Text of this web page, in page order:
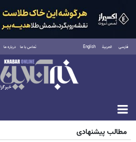
فارسی العربية English تماس با ما درباره ما
شنبه ۱۷ مرداد ۱۴۰۵
مطالب پیشنهادی